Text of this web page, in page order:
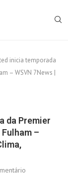
inicia temporada
– WSVN 7News |
da Premier
–